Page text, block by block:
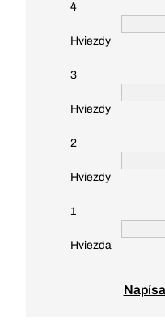
4
Hviezdy
3
Hviezdy
2
Hviezdy
1
Hviezda